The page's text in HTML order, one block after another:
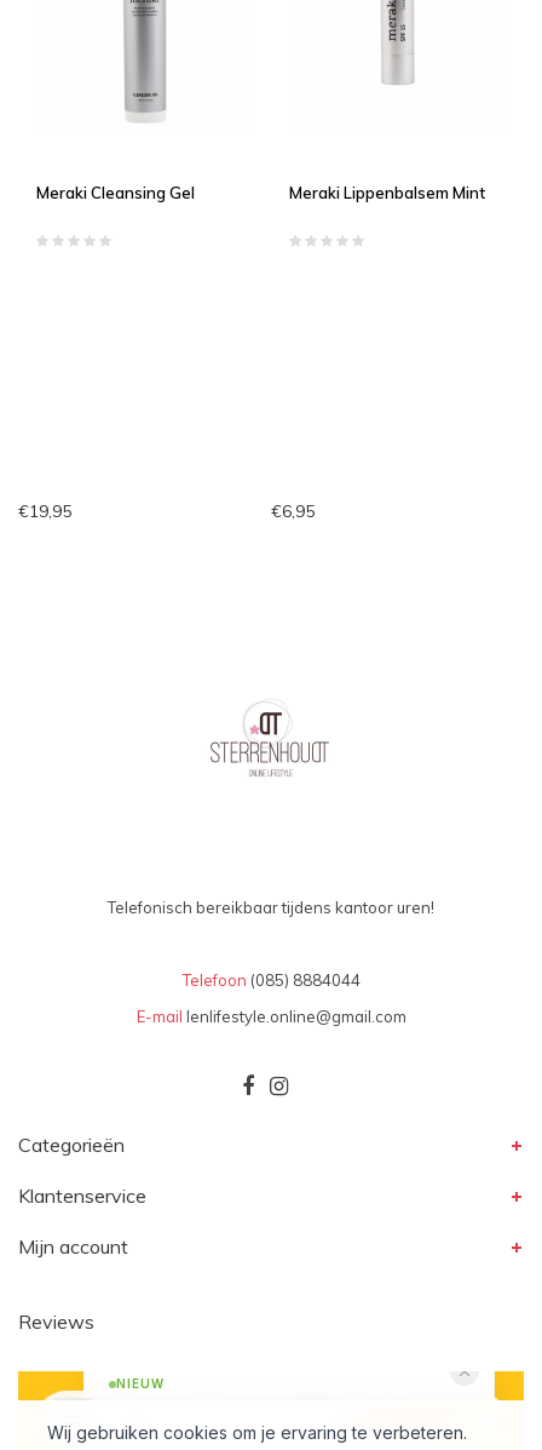
Meraki Cleansing Gel
€19,95
Meraki Lippenbalsem Mint
€6,95
Telefonisch bereikbaar tijdens kantoor uren!
Telefoon (085) 8884044
E-mail lenlifestyle.online@gmail.com
Categorieën
Klantenservice
Mijn account
Reviews